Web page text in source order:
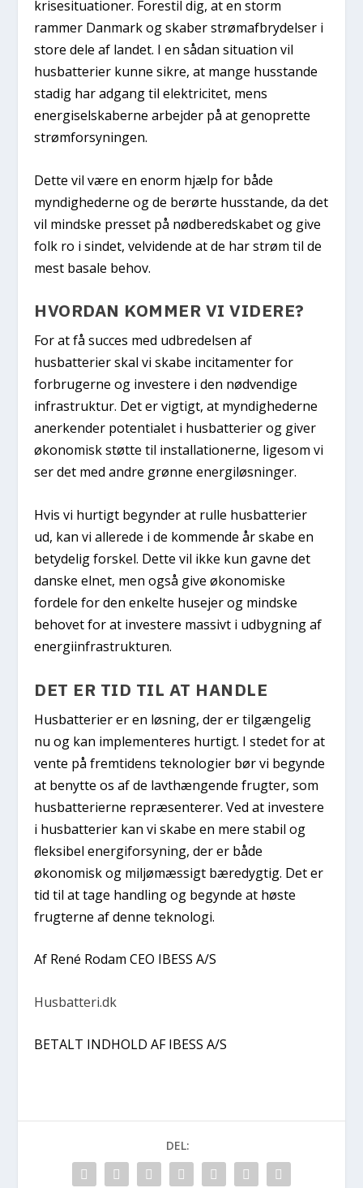
krisesituationer. Forestil dig, at en storm
rammer Danmark og skaber strømafbrydelser i
store dele af landet. I en sådan situation vil
husbatterier kunne sikre, at mange husstande
stadig har adgang til elektricitet, mens
energiselskaberne arbejder på at genoprette
strømforsyningen.
Dette vil være en enorm hjælp for både
myndighederne og de berørte husstande, da det
vil mindske presset på nødberedskabet og give
folk ro i sindet, velvidende at de har strøm til de
mest basale behov.
HVORDAN KOMMER VI VIDERE?
For at få succes med udbredelsen af
husbatterier skal vi skabe incitamenter for
forbrugerne og investere i den nødvendige
infrastruktur. Det er vigtigt, at myndighederne
anerkender potentialet i husbatterier og giver
økonomisk støtte til installationerne, ligesom vi
ser det med andre grønne energiløsninger.
Hvis vi hurtigt begynder at rulle husbatterier
ud, kan vi allerede i de kommende år skabe en
betydelig forskel. Dette vil ikke kun gavne det
danske elnet, men også give økonomiske
fordele for den enkelte husejer og mindske
behovet for at investere massivt i udbygning af
energiinfrastrukturen.
DET ER TID TIL AT HANDLE
Husbatterier er en løsning, der er tilgængelig
nu og kan implementeres hurtigt. I stedet for at
vente på fremtidens teknologier bør vi begynde
at benytte os af de lavthængende frugter, som
husbatterierne repræsenterer. Ved at investere
i husbatterier kan vi skabe en mere stabil og
fleksibel energiforsyning, der er både
økonomisk og miljømæssigt bæredygtig. Det er
tid til at tage handling og begynde at høste
frugterne af denne teknologi.
Af René Rodam CEO IBESS A/S
Husbatteri.dk
BETALT INDHOLD AF IBESS A/S
DEL: